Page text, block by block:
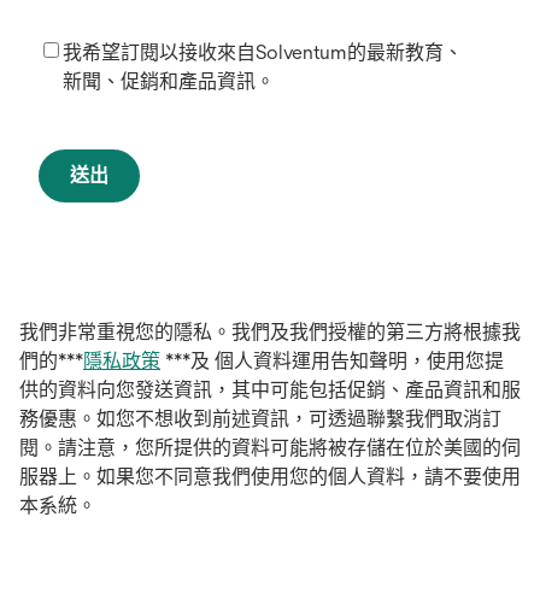
我希望訂閱以接收來自Solventum的最新教育、
新聞、促銷和產品資訊。
送出
我們非常重視您的隱私。我們及我們授權的第三方將根據我
們的***隱私政策在
新
標
籤
中
***及 個人資料運用告知聲明，使用您提
供的資料向您發送資訊，其中可能包括促銷、產品資訊和服
務優惠。如您不想收到前述資訊，可透過聯繫我們取消訂
閱。請注意，您所提供的資料可能將被存儲在位於美國的伺
服器上。如果您不同意我們使用您的個人資料，請不要使用
本系統。